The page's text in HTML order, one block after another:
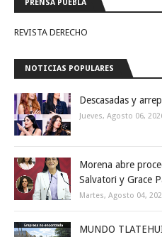
PRENSA PUEBLA
REVISTA DERECHO
NOTICIAS POPULARES
Descasadas y
Jueves, Agosto 06,
Morena abre
Salvatori y Grace
Martes, Agosto 04,
MUNDO